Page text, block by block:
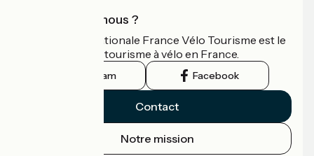
Qui sommes-nous ?
L'association nationale France Vélo Tourisme est le
guide officiel du tourisme à vélo en France.
Instagram Facebook
Contact
Notre mission